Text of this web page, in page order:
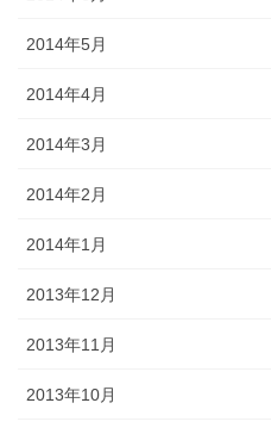
2014年5月
2014年4月
2014年3月
2014年2月
2014年1月
2013年12月
2013年11月
2013年10月